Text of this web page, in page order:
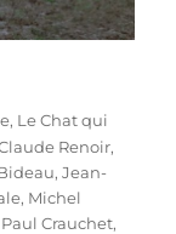
, Le Chat qui
Renoir,
,Jean-
, Michel
Paul Crauchet,